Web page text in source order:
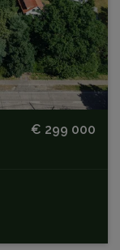
€ 299 000